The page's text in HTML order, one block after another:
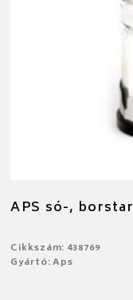
APS só-,
Cikkszám: 438769
Gyártó: Aps